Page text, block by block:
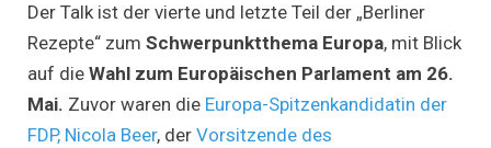
Der Talk ist der vierte und letzte Teil der „Berliner
Rezepte“ zum Schwerpunktthema Europa, mit Blick
auf die Wahl zum Europäischen Parlament am 26.
Mai. Zuvor waren die Europa-Spitzenkandidatin der
FDP, Nicola Beer, der Vorsitzende des